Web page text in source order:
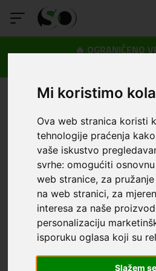
Mi koristimo
Ova web stranica koristi
tehnologije praćenja
vaše iskustvo
svrhe:omogućiti
web stranice, za
na web stranici, za
interesa za naše
personalizaciju
isporuku oglasa koji su
Slažem se
🔥 OGRANIČENO